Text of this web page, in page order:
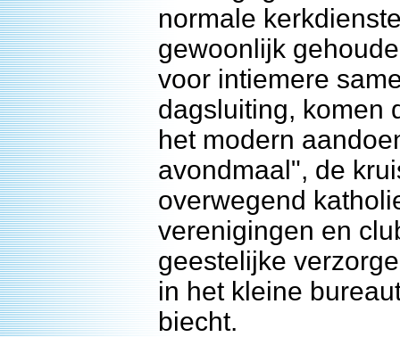
normale
gewoonlijk
voor intiemere
dagsluiting, komen
het modern
avondmaal", de
overwegend
verenigingen en
geestelijke
in het kleine
biecht.